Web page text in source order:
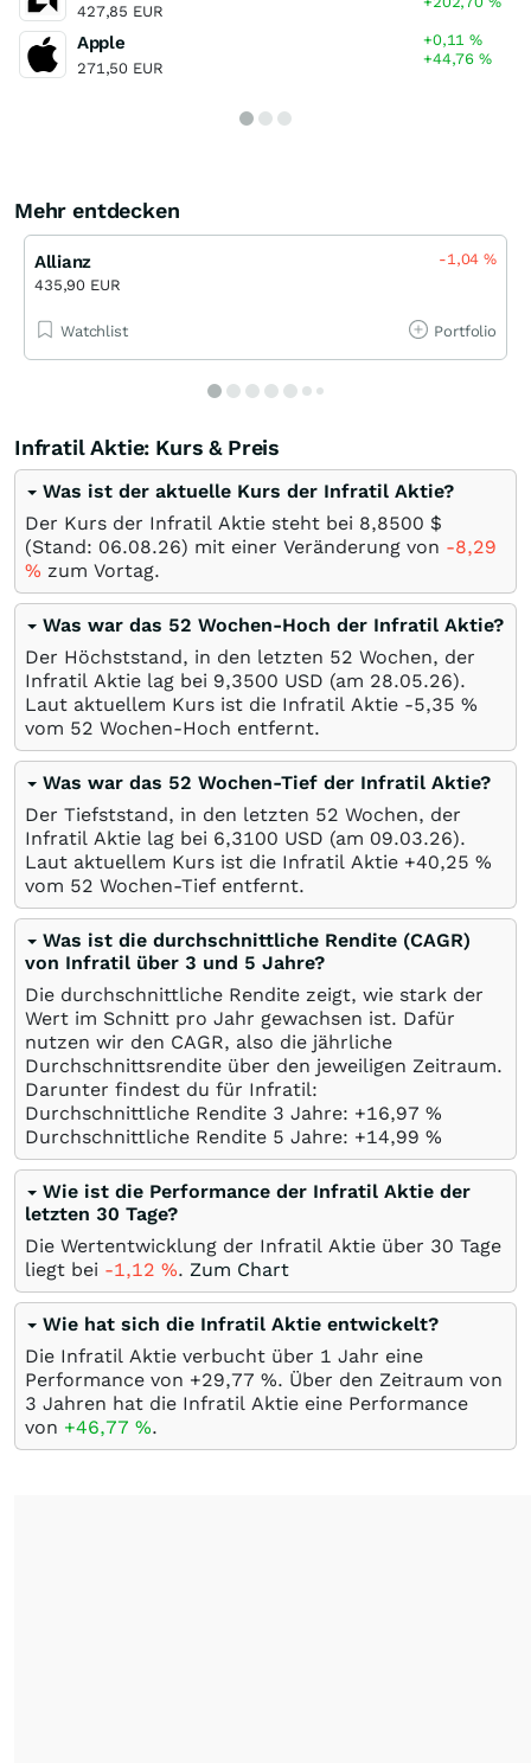
427,85 EUR
Apple
271,50 EUR
+0,11%
+44,76%
Mehr entdecken
Allianz
435,90 EUR
-1,04%
Watchlist Portfolio
Infratil Aktie: Kurs & Preis
Was ist der aktuelle Kurs der Infratil Aktie?
Der Kurs der Infratil Aktie steht bei 8,8500 $
(Stand: 06.08.26) mit einer Veränderung von -8,29
% zum Vortag.
Was war das 52 Wochen-Hoch der Infratil Aktie?
Der Höchststand, in den letzten 52 Wochen, der
Infratil Aktie lag bei 9,3500 USD (am 28.05.26).
Laut aktuellem Kurs ist die Infratil Aktie -5,35 %
vom 52 Wochen-Hoch entfernt.
Was war das 52 Wochen-Tief der Infratil Aktie?
Der Tiefststand, in den letzten 52 Wochen, der
Infratil Aktie lag bei 6,3100 USD (am 09.03.26).
Laut aktuellem Kurs ist die Infratil Aktie +40,25 %
vom 52 Wochen-Tief entfernt.
Was ist die durchschnittliche Rendite (CAGR)
von Infratil über 3 und 5 Jahre?
Die durchschnittliche Rendite zeigt, wie stark der
Wert im Schnitt pro Jahr gewachsen ist. Dafür
nutzen wir den CAGR, also die jährliche
Durchschnittsrendite über den jeweiligen Zeitraum.
Darunter findest du für Infratil:
Durchschnittliche Rendite 3 Jahre: +16,97 %
Durchschnittliche Rendite 5 Jahre: +14,99 %
Wie ist die Performance der Infratil Aktie der
letzten 30 Tage?
Die Wertentwicklung der Infratil Aktie über 30 Tage
liegt bei -1,12 %. Zum Chart
Wie hat sich die Infratil Aktie entwickelt?
Die Infratil Aktie verbucht über 1 Jahr eine
Performance von +29,77 %. Über den Zeitraum von
3 Jahren hat die Infratil Aktie eine Performance
von +46,77 %.